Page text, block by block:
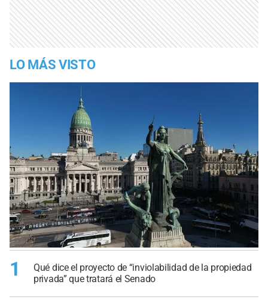
LO MÁS VISTO
1
Qué dice el proyecto de “inviolabilidad de la propiedad
privada” que tratará el Senado